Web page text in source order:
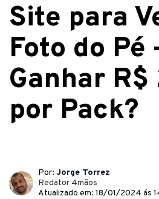
Site para
Foto do Pé
Ganhar
por Pack?
Por: Jorge Torrez
Redator 4mãos
Atualizado em: 18/01/2024 ás